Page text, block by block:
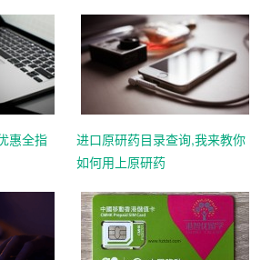
惠全指
进口原研药目录查询,我来教你
如何用上原研药